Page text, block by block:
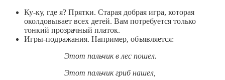
Ку-ку, где я? Прятки. Старая добрая игра, которая
околдовывает всех детей. Вам потребуется только
тонкий прозрачный платок.
Игры-подражания. Например, объявляется:
Этот пальчик в лес пошел.
Этот пальчик гриб нашел,